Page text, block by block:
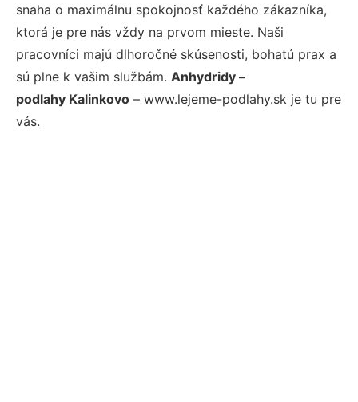
snaha o maximálnu spokojnosť každého zákazníka,
ktorá je pre nás vždy na prvom mieste. Naši
pracovníci majú dlhoročné skúsenosti, bohatú prax a
sú plne k vašim službám. Anhydridy –
podlahy Kalinkovo – www.lejeme-podlahy.sk je tu pre
vás.